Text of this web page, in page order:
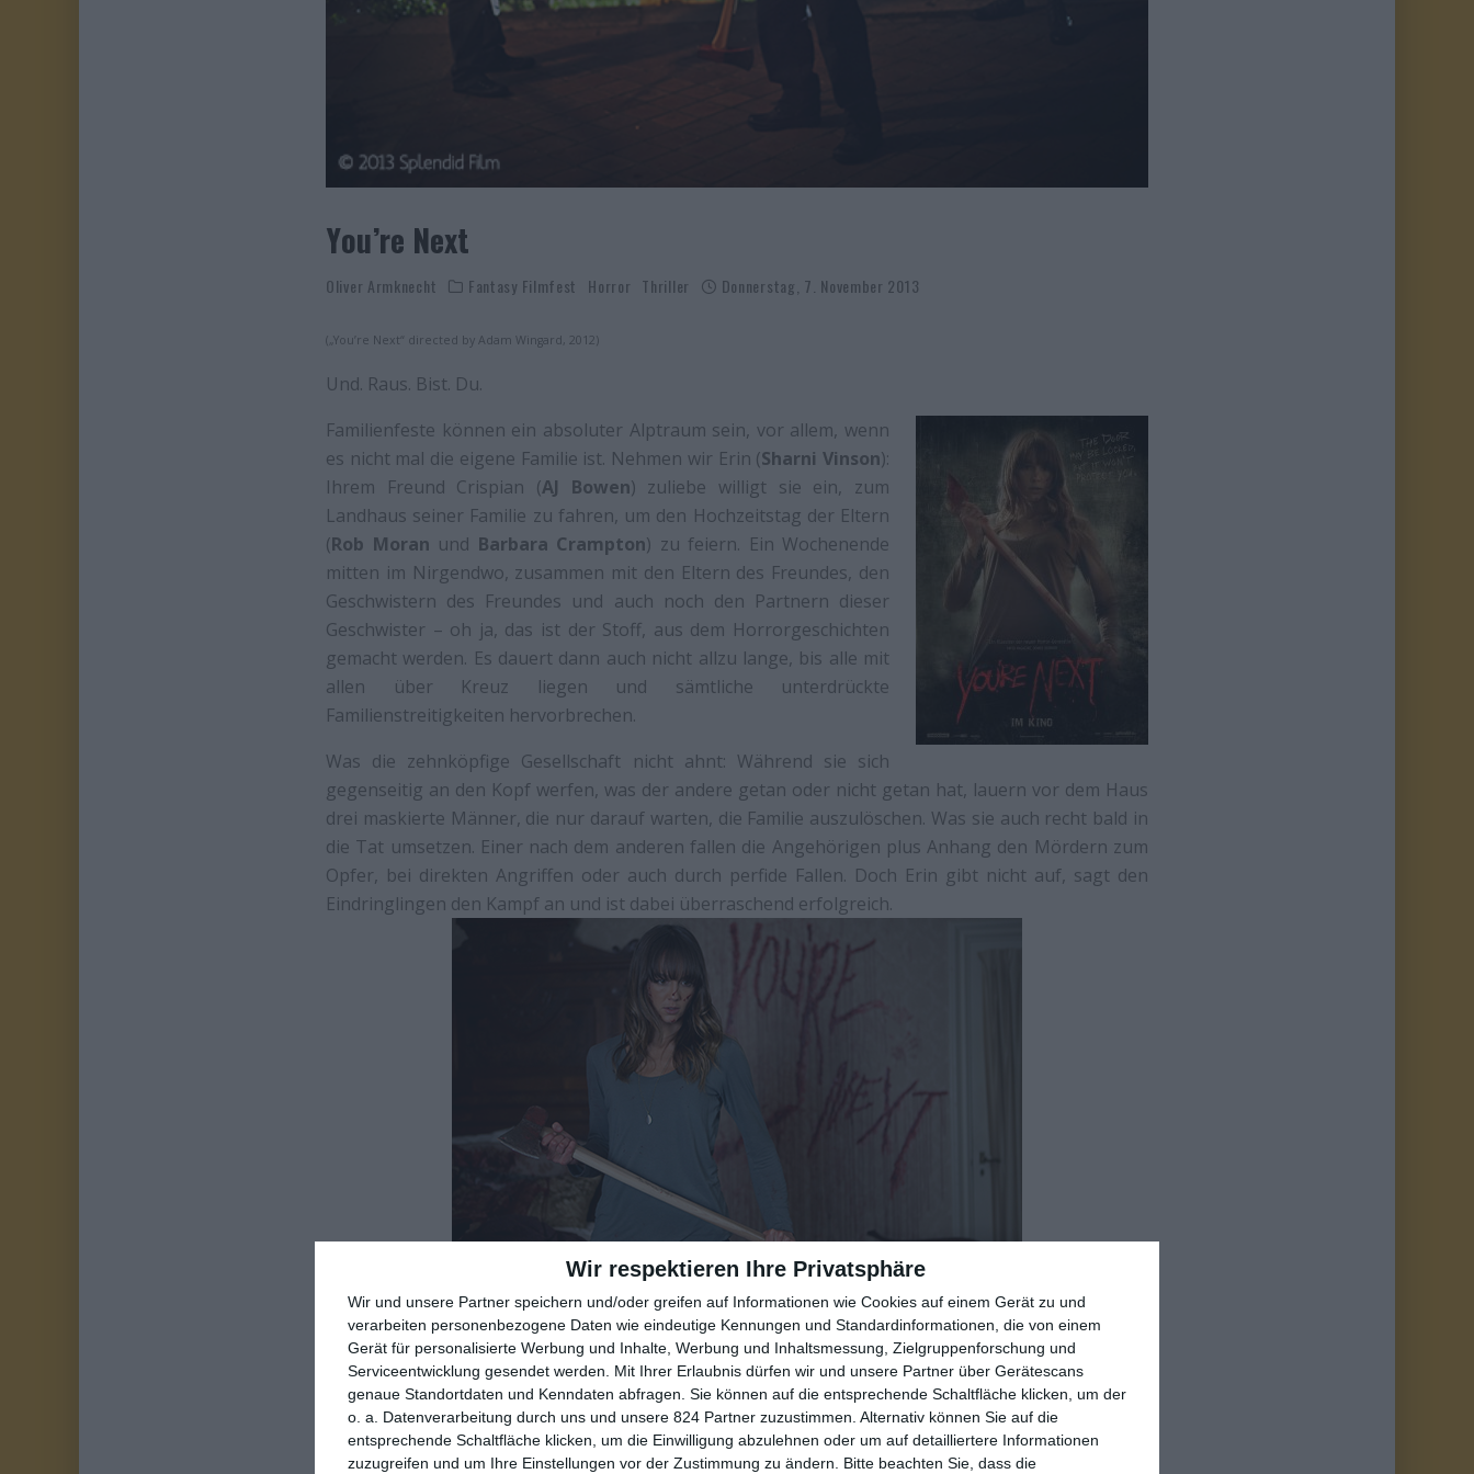
Wir respektieren Ihre Privatsphäre
Wir und unsere Partner speichern und/oder greifen auf Informationen wie Cookies auf einem Gerät zu und
verarbeiten personenbezogene Daten wie eindeutige Kennungen und Standardinformationen, die von einem
Gerät für personalisierte Werbung und Inhalte, Werbung und Inhaltsmessung, Zielgruppenforschung und
Serviceentwicklung gesendet werden.
Mit Ihrer Erlaubnis dürfen wir und unsere Partner über Gerätescans
genaue Standortdaten und Kenndaten abfragen. Sie können auf die entsprechende Schaltfläche klicken, um der
o. a. Datenverarbeitung durch uns und unsere 824 Partner zuzustimmen. Alternativ können Sie auf die
entsprechende Schaltfläche klicken, um die Einwilligung abzulehnen oder um auf detailliertere Informationen
zuzugreifen und um Ihre Einstellungen vor der Zustimmung zu ändern.
Bitte beachten Sie, dass die
You’re Next
Oliver Armknecht Fantasy Filmfest Horror Thriller Donnerstag, 7. November 2013
(„You’re Next“ directed by Adam Wingard, 2012)
Und. Raus. Bist. Du.
Familienfeste können ein absoluter Alptraum sein, vor allem, wenn
es nicht mal die eigene Familie ist. Nehmen wir Erin (Sharni Vinson):
Ihrem Freund Crispian (AJ Bowen) zuliebe willigt sie ein, zum
Landhaus seiner Familie zu fahren, um den Hochzeitstag der Eltern
(Rob Moran und Barbara Crampton) zu feiern. Ein Wochenende
mitten im Nirgendwo, zusammen mit den Eltern des Freundes, den
Geschwistern des Freundes und auch noch den Partnern dieser
Geschwister – oh ja, das ist der Stoff, aus dem Horrorgeschichten
gemacht werden. Es dauert dann auch nicht allzu lange, bis alle mit
allen über Kreuz liegen und sämtliche unterdrückte
Familienstreitigkeiten hervorbrechen.
Was die zehnköpfige Gesellschaft nicht ahnt: Während sie sich
gegenseitig an den Kopf werfen, was der andere getan oder nicht getan hat, lauern vor dem Haus
drei maskierte Männer, die nur darauf warten, die Familie auszulöschen. Was sie auch recht bald in
die Tat umsetzen. Einer nach dem anderen fallen die Angehörigen plus Anhang den Mördern zum
Opfer, bei direkten Angriffen oder auch durch perfide Fallen. Doch Erin gibt nicht auf, sagt den
Eindringlingen den Kampf an und ist dabei überraschend erfolgreich.
Rund zwei Jahre nach seiner Premiere mussten wir warten, bisYou’re Nextnach Deutschland kam,
dafür aber gleich doppelt: Erst begeisterte er als Abschlussfilm desFantasy Filmfests, jetzt folgt der
reguläre Kinostart. Während eine Teilnahme eines Slashers beim jährlich stattfindenden Filmfest
jetzt nicht wirklich ungewöhnlich ist, ihn in einem normalen Kino sehen zu können, ist es schon.
Aber der neueste Film von RegisseurAdam Wingard(u.a.V/H/Sund 22 Ways To Diebzw.ABCs of